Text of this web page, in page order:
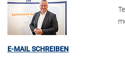
E-MAIL SCHREIBEN